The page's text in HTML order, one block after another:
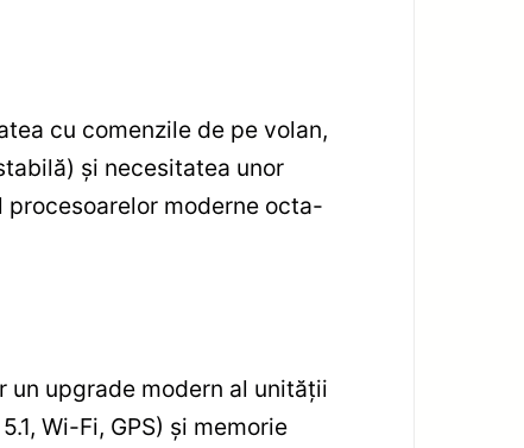
cu comenzile de pe volan,
și necesitatea unor
moderne octa-
un upgrade modern al unității
Wi-Fi, GPS) și memorie